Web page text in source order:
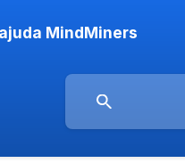
MindMiners